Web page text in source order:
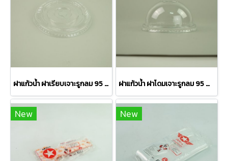
ฝาแก้วน้ำ ฝาเรียบเจาะรูกลม 95 mm. ขนาด 95x46.5 mm. ฝาแก้วน้ำ ฝาโดมเจาะรูกลม 95 mm. ขนาด 95x46.5 mm.
New New